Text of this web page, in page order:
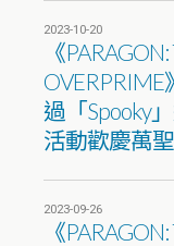
2023-10-20
《
過「Spooky
活動歡慶萬聖
2023-09-26
《